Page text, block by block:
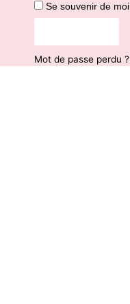
Se souvenir de moi
Mot de passe perdu ?